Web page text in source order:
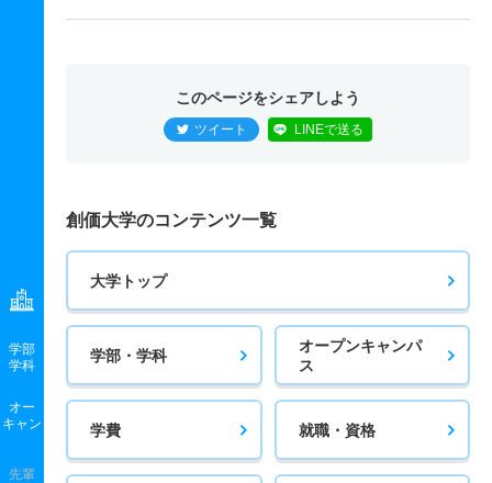
学部
学科
オー
キャン
先輩
このページをシェアしよう
ツイート LINEで送る
創価大学のコンテンツ一覧
大学トップ
学部・学科
オープンキャンパ
ス
学費 就職・資格